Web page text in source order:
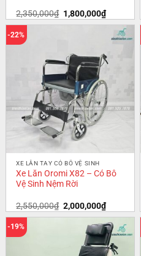
2,350,000₫ 1,800,000₫
-22%
XE LĂN TAY CÓ BÔ VỆ SINH
Xe Lăn Oromi X82 – Có Bô
Vệ Sinh Nệm Rời
2,550,000₫ 2,000,000₫
-19%